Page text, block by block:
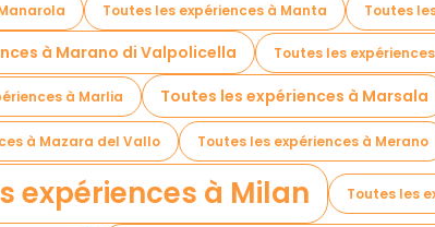
Toutes les expériences à Manta Toutes
à Marano di Valpolicella Toutes les
à Marlia Toutes les expériences à Marsala
à Mazara del Vallo Toutes les expériences à Merano
expériences à Milan Toutes les